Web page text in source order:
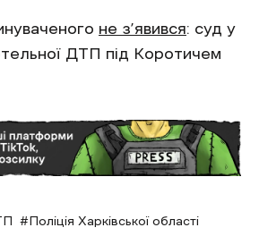
не з’явився: суд у
ДТП під Коротичем
Поліція Харківської області